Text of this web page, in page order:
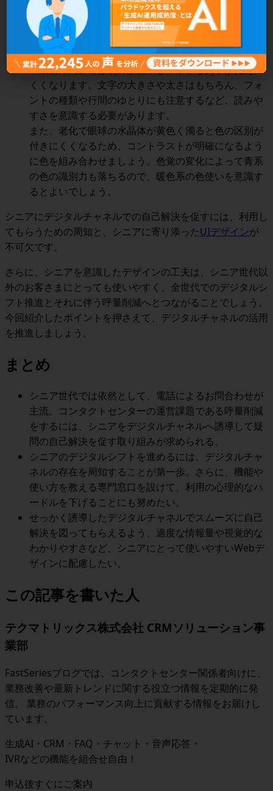
明が常に画面に表示されるようレイアウトしたり、操
作方法を教える専門窓口を案内するとより親切です。
文字や色は目に優しく
一般的に高齢者は視力が低下し、小さな文字が見えに
くくなります。 文字の大きさや太さはもちろん、フォ
ントの種類や行間のゆとりにも注意するなど、読みや
すさを意識する必要があります。
また、老化で眼球の水晶体が黄色く濁ると色の区別が
付きにくくなるため、
コントラストが明確になるよう
に色を組み合わせましょう。色覚の変化によって青系
の色の識別力も落ちるので、暖色系の色使いを意識す
るとよいでしょう。
シニアにデジタルチャネルでの自己解決を促すには、利用し
てもらうための周知と、シニアに寄り添ったUIデザインが
不可欠です。
さらに、 シニアを意識したデザインの工夫は、シニア世代以
外のお客さまにとっても使いやすく、全世代でのデジタルシ
フト推進とそれに伴う呼量削減へとつながることでしょう。
今回紹介したポイントを押さえて、デジタルチャネルの活用
を推進しましょう。
まとめ
シニア世代では依然として、電話によるお問合わせが
主流。コンタクトセンターの運営課題である呼量削減
をするには、 シニアをデジタルチャネルへ誘導して疑
問の自己解決を促す取り組みが求められる。
シニアのデジタルシフトを進めるには、 デジタルチャ
ネルの存在を周知することが第一歩。さらに、機能や
使い方を教える専門窓口を設けて、 利用の心理的なハ
ードルを下げることにも努めたい。
せっかく誘導したデジタルチャネルでスムーズに自己
解決を図ってもらえるよう、 適度な情報量や視覚的な
わかりやすさなど、シニアにとって使いやすいWebデ
ザインに配慮したい。
この記事を書いた人
テクマトリックス株式会社 CRMソリューション事
業部
FastSeriesブログでは、コンタクトセンター関係者向けに、
業務改善や最新トレンドに関する役立つ情報を定期的に発
信。 業務のパフォーマンス向上に貢献する情報をお届けし
ています。
生成AI・CRM・FAQ・チャット・音声応答・
IVRなどの機能を組合せ自由！
申込後すぐにご案内